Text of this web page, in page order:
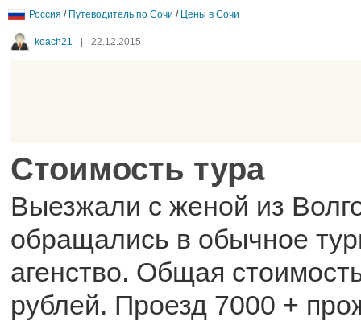
Россия / Путеводитель по Сочи / Цены в Сочи
koach21 | 22.12.2015
Стоимость тура
Выезжали с женой из
обращались в обычное
агенство. Общая
рублей. Проезд 7000 +